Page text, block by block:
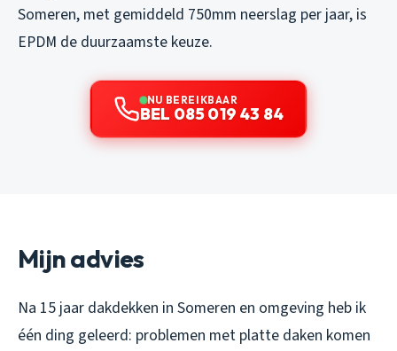
Someren, met gemiddeld 750mm neerslag per jaar, is
EPDM de duurzaamste keuze.
NU BEREIKBAAR
BEL 085 019 43 84
Mijn advies
Na 15 jaar dakdekken in Someren en omgeving heb ik
één ding geleerd: problemen met platte daken komen